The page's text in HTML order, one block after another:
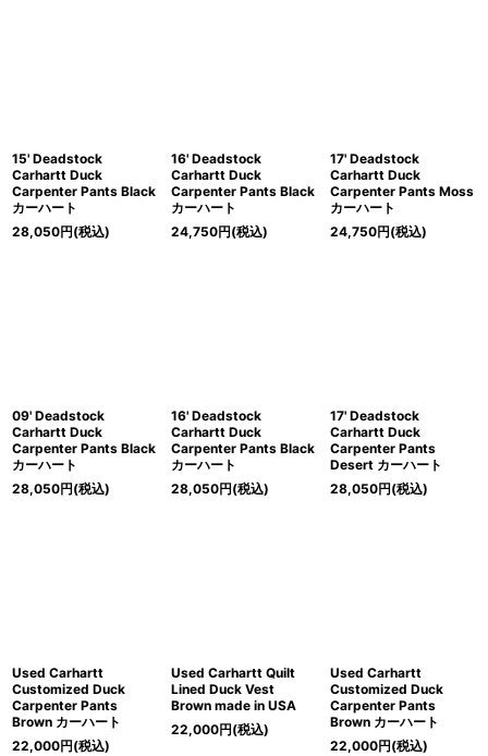
15' Deadstock
Carhartt Duck
Carpenter Pants Black
カーハート
28,050円(税込)
16' Deadstock
Carhartt Duck
Carpenter Pants Black
カーハート
24,750円(税込)
17' Deadstock
Carhartt Duck
Carpenter Pants Moss
カーハート
24,750円(税込)
09' Deadstock
Carhartt Duck
Carpenter Pants Black
カーハート
28,050円(税込)
16' Deadstock
Carhartt Duck
Carpenter Pants Black
カーハート
28,050円(税込)
17' Deadstock
Carhartt Duck
Carpenter Pants
Desert カーハート
28,050円(税込)
Used Carhartt
Customized Duck
Carpenter Pants
Brown カーハート
22,000円(税込)
Used Carhartt Quilt
Lined Duck Vest
Brown made in USA
22,000円(税込)
Used Carhartt
Customized Duck
Carpenter Pants
Brown カーハート
22,000円(税込)